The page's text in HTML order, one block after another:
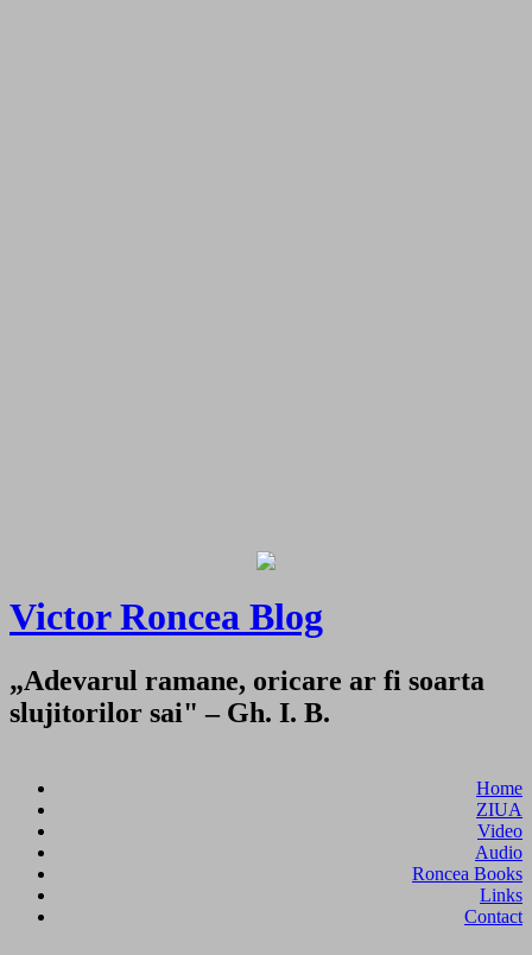
Victor Roncea Blog
„Adevarul ramane, oricare ar fi soarta
slujitorilor sai" – Gh. I. B.
Home
ZIUA
Video
Audio
Roncea Books
Links
Contact